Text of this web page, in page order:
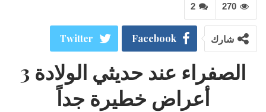
2 270
شارك Facebook
Twitter
الصفراء عند حديثي الولادة 3
أعراض خطيرة جداً